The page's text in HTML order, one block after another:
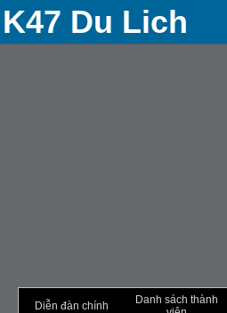
K47 Du Lich
Diễn đàn chính
Danh sách thành